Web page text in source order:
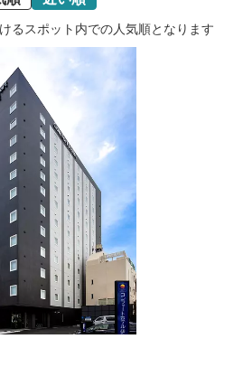
るスポット内での人気順となります